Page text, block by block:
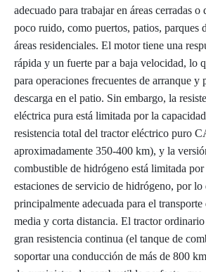
adecuado para trabajar en áreas cerradas o
poco ruido, como puertos, patios, parques
áreas residenciales. El motor tiene una
rápida y un fuerte par a baja velocidad, lo
para operaciones frecuentes de arranque y
descarga en el patio. Sin embargo, la
eléctrica pura está limitada por la
resistencia total del tractor eléctrico puro
aproximadamente 350-400 km), y la
combustible de hidrógeno está limitada
estaciones de servicio de hidrógeno, por lo
principalmente adecuada para el transporte
media y corta distancia. El tractor
gran resistencia continua (el tanque de
soportar una conducción de más de 800